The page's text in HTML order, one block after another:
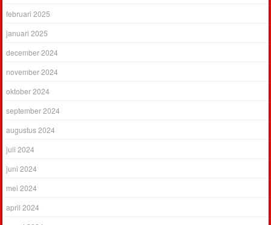
februari 2025
januari 2025
december 2024
november 2024
oktober 2024
september 2024
augustus 2024
juli 2024
juni 2024
mei 2024
april 2024